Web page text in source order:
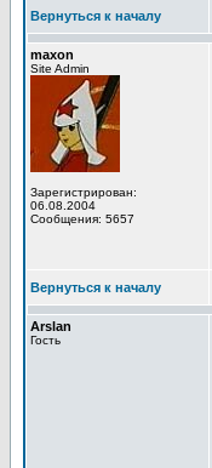
Вернуться к началу
maxon
Site Admin
Зарегистрирован:
06.08.2004
Сообщения: 5657
Вернуться к началу
Arslan
Гость